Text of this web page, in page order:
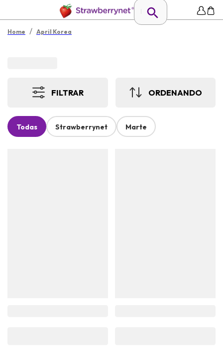
Home / April Korea
FILTRAR ORDENANDO
Todas Strawberrynet Marte